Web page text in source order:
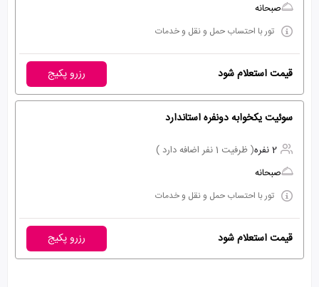
صبحانه
تور با احتساب حمل و نقل و خدمات
قیمت استعلام شود رزرو پکیج
سوئیت یکخوابه دونفره استاندارد
2 نفره
( ظرفیت 1 نفر اضافه دارد )
صبحانه
تور با احتساب حمل و نقل و خدمات
قیمت استعلام شود رزرو پکیج